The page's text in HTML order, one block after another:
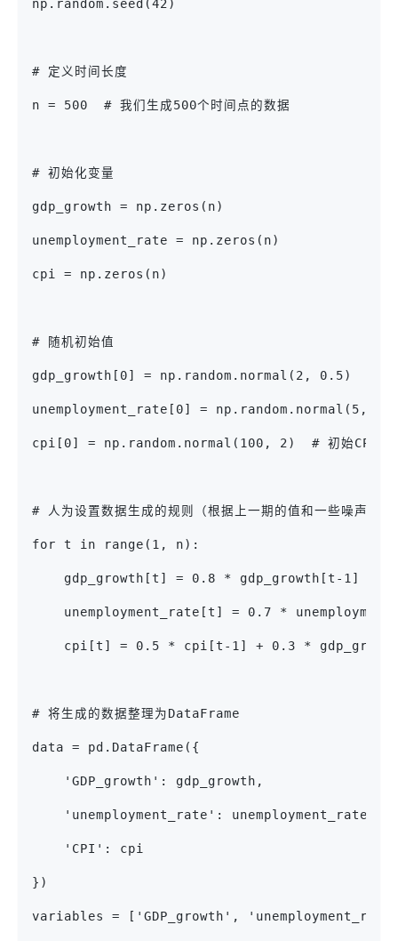
np.random.seed(42)
# 定义时间长度
n = 500  # 我们生成500个时间点的数据
# 初始化变量
gdp_growth = np.zeros(n)
unemployment_rate = np.zeros(n)
cpi = np.zeros(n)
# 随机初始值
gdp_growth[0] = np.random.normal(2, 0.5)  # 初始
unemployment_rate[0] = np.random.normal(5,
cpi[0] = np.random.normal(100, 2)  # 初始CPI
# 人为设置数据生成的规则（根据上一期的值和一些噪声）
for t in range(1, n):
gdp_growth[t] = 0.8 * gdp_growth[t-1] -
unemployment_rate[t] = 0.7 *
cpi[t] = 0.5 * cpi[t-1] + 0.3 *
# 将生成的数据整理为DataFrame
data = pd.DataFrame({
    'GDP_growth': gdp_growth,
    'unemployment_rate': unemployment_rate,
    'CPI': cpi
})
variables = ['GDP_growth',